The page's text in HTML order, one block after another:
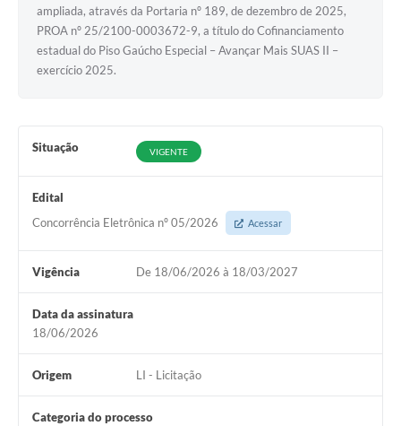
Editais
Links
Agenda
Diário Oficial
ampliada, através da Portaria nº 189, de dezembro de 2025,
PROA nº 25/2100-0003672-9, a título do Cofinanciamento
estadual do Piso Gaúcho Especial – Avançar Mais SUAS II –
exercício 2025.
Situação VIGENTE
Edital
Concorrência Eletrônica nº 05/2026
Acessar
Vigência De 18/06/2026 à 18/03/2027
Data da assinatura
18/06/2026
Origem LI - Licitação
Categoria do processo